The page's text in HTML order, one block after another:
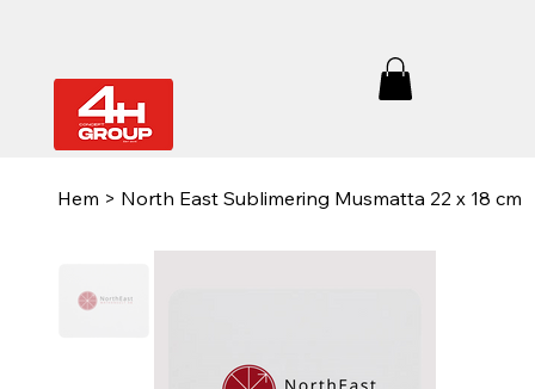
Hem > North East Sublimering Musmatta 22 x 18 cm